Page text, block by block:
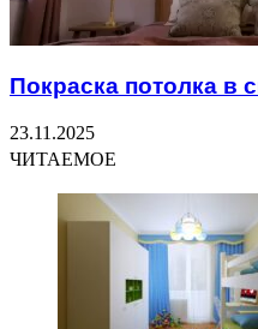
Покраска потолка в
23.11.2025
ЧИТАЕМОЕ